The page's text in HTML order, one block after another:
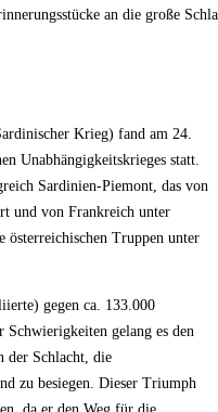
an die große
Krieg) fand am 24.
Unabhängigkeitskrieges statt.
Sardinien-Piemont, das von
und von Frankreich unter
Truppen unter
gegen ca. 133.000
Schwierigkeiten gelang es den
der Schlacht, die
zu besiegen. Dieser Triumph